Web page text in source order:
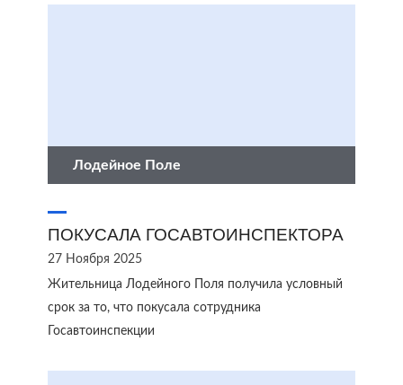
Лодейное Поле
ПОКУСАЛА ГОСАВТОИНСПЕКТОРА
27 Ноября 2025
Жительница Лодейного Поля получила условный
срок за то, что покусала сотрудника
Госавтоинспекции